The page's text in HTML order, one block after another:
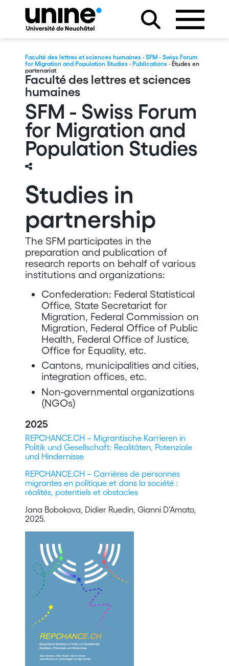
Faculté des lettres et sciences humaines · SFM - Swiss Forum
for Migration and Population Studies · Publications · Études en
partenariat
Faculté des lettres et sciences
humaines
SFM - Swiss Forum
for Migration and
Population Studies
Studies in
partnership
The SFM participates in the
preparation and publication of
research reports on behalf of various
institutions and organizations:
Confederation: Federal Statistical
Office, State Secretariat for
Migration, Federal Commission on
Migration, Federal Office of Public
Health, Federal Office of Justice,
Office for Equality, etc.
Cantons, municipalities and cities,
integration offices, etc.
Non-governmental organizations
(NGOs)
2025
REPCHANCE.CH – Migrantische Karrieren in
Politik und Gesellschaft: Realitäten, Potenziale
und Hindernisse
REPCHANCE.CH – Carrières de personnes
migrantes en politique et dans la société :
réalités, potentiels et obstacles
Jana Bobokova, Didier Ruedin, Gianni D’Amato,
2025.